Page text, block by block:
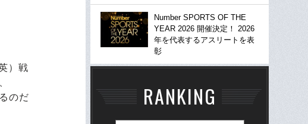
）戦
のだ
Number SPORTS OF THE
YEAR 2026 開催決定！ 2026
年を代表するアスリートを表
彰
RANKING